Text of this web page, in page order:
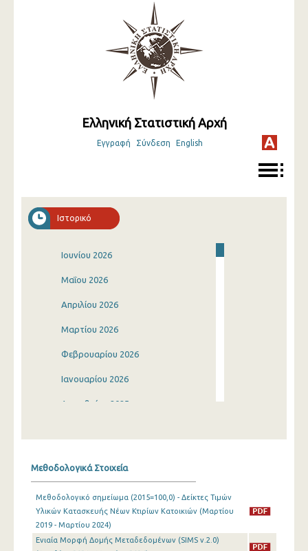
Ελληνική Στατιστική Αρχή
Εγγραφή Σύνδεση English
Ιστορικό
Ιουνίου 2026
Μαΐου 2026
Απριλίου 2026
Μαρτίου 2026
Φεβρουαρίου 2026
Ιανουαρίου 2026
Δεκεμβρίου 2025
Αυγούστου 2025
Ιουλίου 2025
Μεθοδολογικά Στοιχεία
Μεθοδολογικό σημείωμα (2015=100,0) - Δείκτες Τιμών
Υλικών Κατασκευής Νέων Κτιρίων Κατοικιών (Μαρτίου
2019 - Μαρτίου 2024)
Ενιαία Μορφή Δομής Μεταδεδομένων (SIMS v.2.0)